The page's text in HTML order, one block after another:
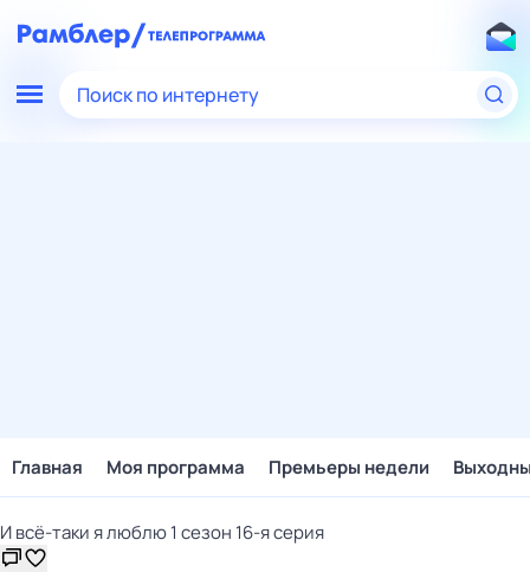
Поиск по интернету
Главная Моя программа Премьеры недели
И всё-таки я люблю 1 сезон 16-я серия